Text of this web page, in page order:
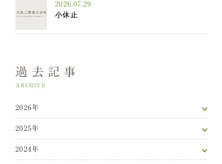
2026.07.29
小休止
過去記事
ARCHIVE
2026年
2025年
2024年